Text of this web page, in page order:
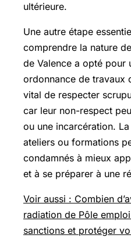
ultérieure.
Une autre étape
comprendre la nature
de Valence a opté pour
ordonnance de travaux
vital de respecter
car leur non-respect
ou une incarcération.
ateliers ou formations
condamnés à mieux
et à se préparer à une
Voir aussi : Combien
radiation de Pôle
sanctions et protéger